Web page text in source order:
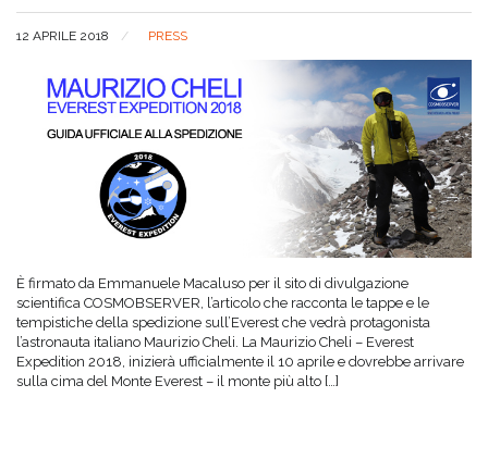
12 APRILE 2018 PRESS
È firmato da Emmanuele Macaluso per il sito di divulgazione
scientifica COSMOBSERVER, l’articolo che racconta le tappe e le
tempistiche della spedizione sull’Everest che vedrà protagonista
l’astronauta italiano Maurizio Cheli. La Maurizio Cheli – Everest
Expedition 2018, inizierà ufficialmente il 10 aprile e dovrebbe arrivare
sulla cima del Monte Everest – il monte più alto […]